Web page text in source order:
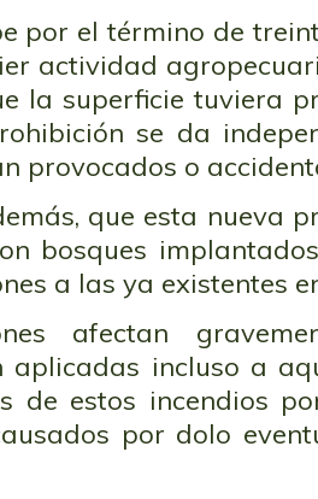
por el término de
actividad
la superficie tuviera
se da
provocados o
que esta nueva
bosques
a las ya existentes
afectan
aplicadas incluso a
de estos incendios
por dolo